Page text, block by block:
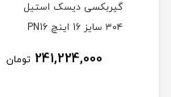
گیربکسی دیسک استیل
۳۰۴ سایز 16 اینچ PN16
241,224,000 تومان